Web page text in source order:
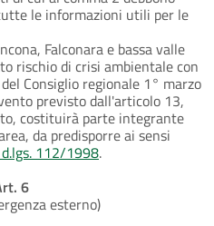
le informazioni utili per le
Falconara e bassa valle
rischio di crisi ambientale con
Consiglio regionale 1° marzo
previsto dall'articolo 13,
costituirà parte integrante
da predisporre ai sensi
112/1998.
6
esterno)